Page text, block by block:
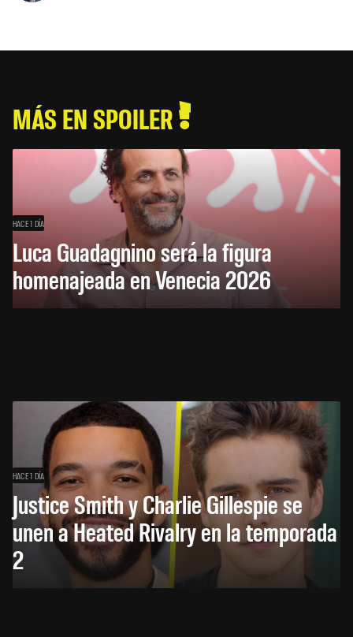
MÁS EN SPOILER
HACE 1 DÍA
Luca Guadagnino será la figura
homenajeada en Venecia 2026
HACE 1 DÍA
Justice Smith y Charlie Gillespie se
unen a Heated Rivalry en la temporada
2